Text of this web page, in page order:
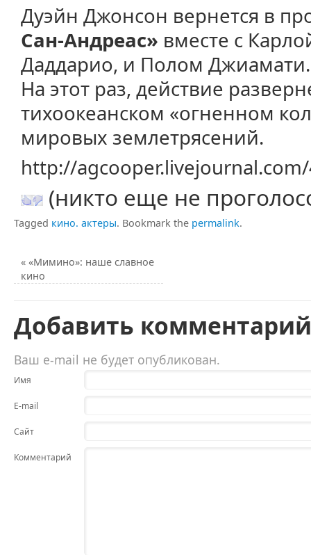
Дуэйн Джонсон вернется в
Сан-Андреас» вместе с
Даддарио, и Полом Джиамати.
На этот раз, действие
тихоокеанском «огненном
мировых землетрясений.
http://
(никто еще не
Tagged кино. актеры. Bookmark the permalink.
« «Мимино»: наше славное
кино
Добавить комментарий
Ваш e-mail не будет опубликован.
Имя
E-mail
Сайт
Комментарий